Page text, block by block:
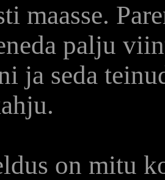
maasse.
palju
ja seda
on mitu